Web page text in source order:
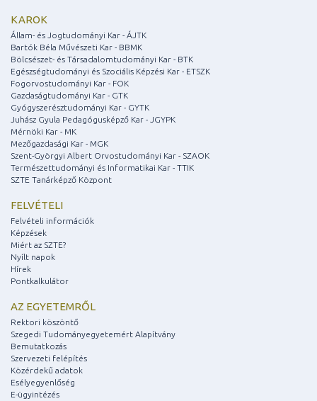
KAROK
Állam- és Jogtudományi Kar - ÁJTK
Bartók Béla Művészeti Kar - BBMK
Bölcsészet- és Társadalomtudományi Kar - BTK
Egészségtudományi és Szociális Képzési Kar - ETSZK
Fogorvostudományi Kar - FOK
Gazdaságtudományi Kar - GTK
Gyógyszerésztudományi Kar - GYTK
Juhász Gyula Pedagógusképző Kar - JGYPK
Mérnöki Kar - MK
Mezőgazdasági Kar - MGK
Szent-Györgyi Albert Orvostudományi Kar - SZAOK
Természettudományi és Informatikai Kar - TTIK
SZTE Tanárképző Központ
FELVÉTELI
Felvételi információk
Képzések
Miért az SZTE?
Nyílt napok
Hírek
Pontkalkulátor
AZ EGYETEMRŐL
Rektori köszöntő
Szegedi Tudományegyetemért Alapítvány
Bemutatkozás
Szervezeti felépítés
Közérdekű adatok
Esélyegyenlőség
E-ügyintézés